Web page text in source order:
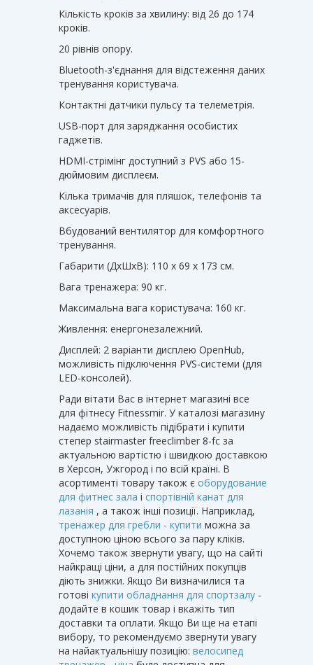
Кількість кроків за хвилину: від 26 до 174
кроків.
20 рівнів опору.
Bluetooth-з'єднання для відстеження даних
тренування користувача.
Контактні датчики пульсу та телеметрія.
USB-порт для заряджання особистих
гаджетів.
HDMI-стрімінг доступний з PVS або 15-
дюймовим дисплеєм.
Кілька тримачів для пляшок, телефонів та
аксесуарів.
Вбудований вентилятор для комфортного
тренування.
Габарити (ДхШхВ): 110 х 69 х 173 см.
Вага тренажера: 90 кг.
Максимальна вага користувача: 160 кг.
Живлення: енергонезалежний.
Дисплей: 2 варіанти дисплею OpenHub,
можливість підключення PVS-системи (для
LED-консолей).
Ради вітати Вас в інтернет магазині все
для фітнесу Fitnessmir. У каталозі магазину
надаємо можливість підібрати і купити
степер stairmaster freeclimber 8-fc за
актуальною вартістю і швидкою доставкою
в Херсон, Ужгород і по всій країні. В
асортименті товару також є оборудование
для фитнес зала і спортівній канат для
лазанія , а також інші позиції. Наприклад,
тренажер для гребли - купити можна за
доступною ціною всього за пару кліків.
Хочемо також звернути увагу, що на сайті
найкращі ціни, а для постійних покупців
діють знижки. Якщо Ви визначилися та
готові купити обладнання для спортзалу -
додайте в кошик товар і вкажіть тип
доставки та оплати. Якщо Ви ще на етапі
вибору, то рекомендуємо звернути увагу
на найактуальнішу позицію: велосипед